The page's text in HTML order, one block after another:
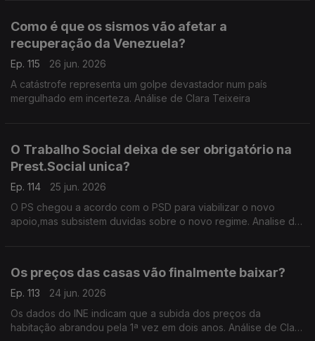
Como é que os sismos vão afetar a
recuperação da Venezuela?
Ep. 115
26 jun. 2026
A catástrofe representa um golpe devastador num país
mergulhado em incerteza. Análise de Clara Teixeira
O Trabalho Social deixa de ser obrigatório na
Prest.Social unica?
Ep. 114
25 jun. 2026
O PS chegou a acordo com o PSD para viabilizar o novo
apoio,mas subsistem duvidas sobre o novo regime. Analise de
Os preços das casas vão finalmente baixar?
Ep. 113
24 jun. 2026
Os dados do INE indicam que a subida dos preços da
habitação abrandou pela 1ª vez em dois anos. Análise de Clara